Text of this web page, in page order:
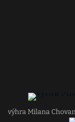
výhra Milana